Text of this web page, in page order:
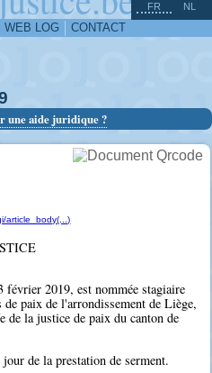
WEB LOG CONTACT
FR NL
une aide juridique ?
article_body(...)
2019, est nommée stagiaire
paix de l'arrondissement de Liège,
la justice de paix du canton de
de la prestation de serment.
^